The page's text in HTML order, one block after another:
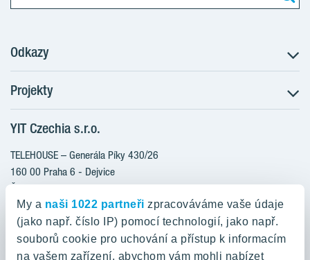
My a naši 1022 partneři zpracováváme vaše údaje
(jako např. číslo IP) pomocí technologií, jako např.
souborů cookie pro uchování a přístup k informacím
na vašem zařízení, abychom vám mohli nabízet
Odkazy
Postup koupě
Klientské změny
Aktuality
Blog
Kariéra
O nás
YIT PLUS
Projekty
RANTA Barrandov III
RANTA Barrandov IV
TOIVO Roztyly II
KALEVALA
VIRTA Kladno
YIT Czechia s.r.o.
TELEHOUSE – Generála Píky 430/26
160 00 Praha 6 - Dejvice
Česká republika
800 200 666
domov@yit.cz